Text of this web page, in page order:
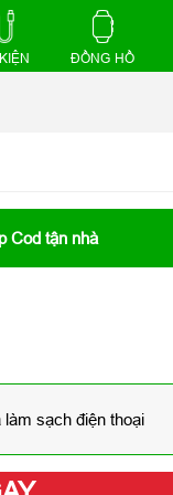
ĐỒNG HỒ
Cod tận nhà
sạch điện thoại